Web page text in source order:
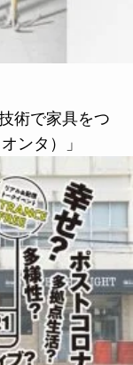
て開催！東海林